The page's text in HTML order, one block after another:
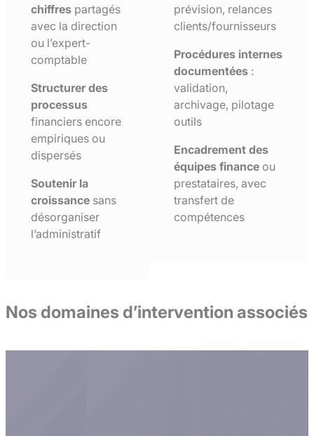
chiffres partagés
avec la direction
ou l’expert-
comptable
Structurer des
processus
financiers encore
empiriques ou
dispersés
Soutenir la
croissance sans
désorganiser
l’administratif
prévision, relances
clients/fournisseurs
Procédures internes
documentées :
validation,
archivage, pilotage
outils
Encadrement des
équipes finance ou
prestataires, avec
transfert de
compétences
Nos domaines d’intervention associés